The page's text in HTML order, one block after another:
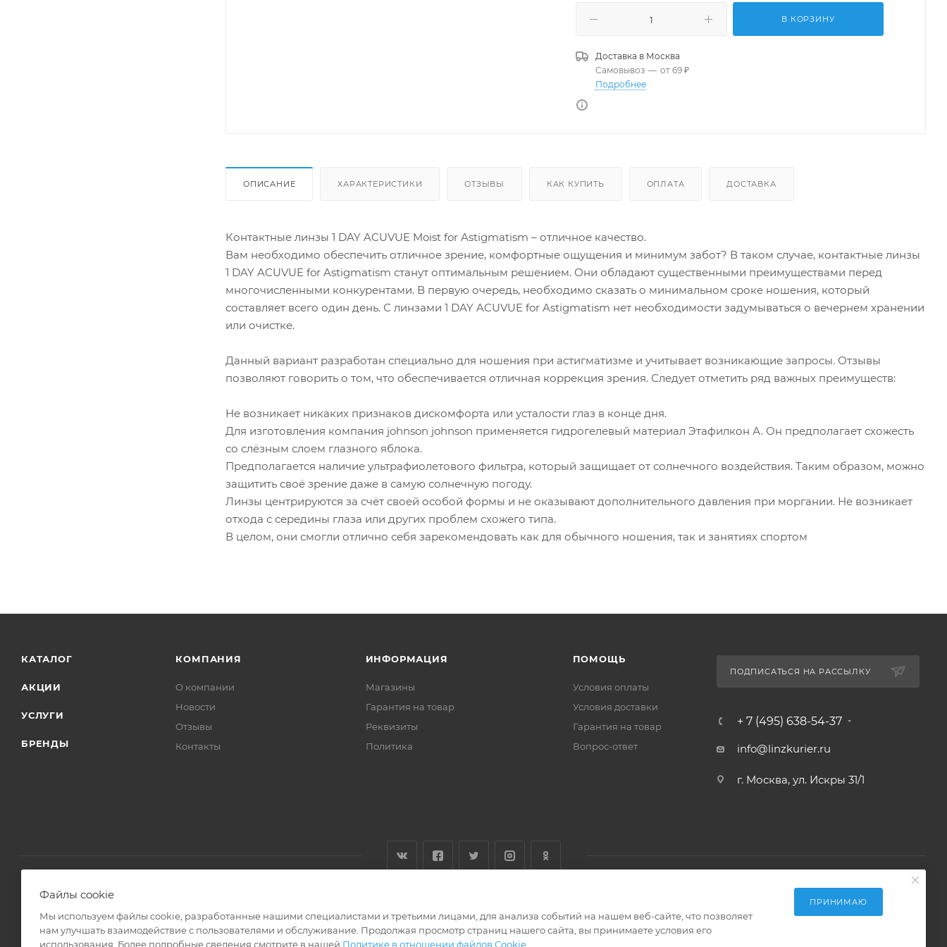
В КОРЗИНУ
Доставка в Москва
Самовывоз — от 69 ₽
Подробнее
ОПИСАНИЕ ХАРАКТЕРИСТИКИ ОТЗЫВЫ КАК КУПИТЬ ОПЛАТА ДОСТАВКА
Контактные линзы 1 DAY ACUVUE Moist for Astigmatism – отличное качество.
Вам необходимо обеспечить отличное зрение, комфортные ощущения и минимум забот? В таком случае, контактные линзы
1 DAY ACUVUE for Astigmatism станут оптимальным решением. Они обладают существенными преимуществами перед
многочисленными конкурентами. В первую очередь, необходимо сказать о минимальном сроке ношения, который
составляет всего один день. С линзами 1 DAY ACUVUE for Astigmatism нет необходимости задумываться о вечернем хранении
или очистке.
Данный вариант разработан специально для ношения при астигматизме и учитывает возникающие запросы. Отзывы
позволяют говорить о том, что обеспечивается отличная коррекция зрения. Следует отметить ряд важных преимуществ:
Не возникает никаких признаков дискомфорта или усталости глаз в конце дня.
Для изготовления компания johnson johnson применяется гидрогелевый материал Этафилкон А. Он предполагает схожесть
со слёзным слоем глазного яблока.
Предполагается наличие ультрафиолетового фильтра, который защищает от солнечного воздействия. Таким образом, можно
защитить своё зрение даже в самую солнечную погоду.
Линзы центрируются за счёт своей особой формы и не оказывают дополнительного давления при моргании. Не возникает
отхода с середины глаза или других проблем схожего типа.
В целом, они смогли отлично себя зарекомендовать как для обычного ношения, так и занятиях спортом
КАТАЛОГ
АКЦИИ
УСЛУГИ
БРЕНДЫ
КОМПАНИЯ
О компании
Новости
Отзывы
Контакты
ИНФОРМАЦИЯ
Магазины
Гарантия на товар
Реквизиты
Политика
ПОМОЩЬ
Условия оплаты
Условия доставки
Гарантия на товар
Вопрос-ответ
ПОДПИСАТЬСЯ НА РАССЫЛКУ
+ 7 (495) 638-54-37
info@linzkurier.ru
г. Москва, ул. Искры 31/1
2008 - 2026 © Интернет магазин Линз Курьер
Файлы cookie
Мы используем файлы cookie, разработанные нашими специалистами и третьими лицами, для анализа событий на нашем веб-сайте, что позволяет
нам улучшать взаимодействие с пользователями и обслуживание. Продолжая просмотр страниц нашего сайта, вы принимаете условия его
использования. Более подробные сведения смотрите в нашей Политике в отношении файлов Cookie
ПРИНИМАЮ